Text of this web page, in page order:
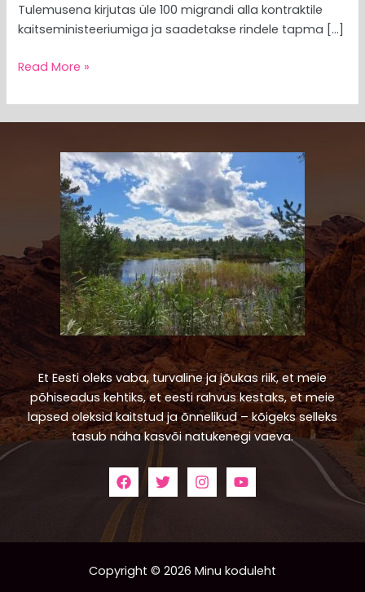
Tulemusena kirjutas üle 100 migrandi alla kontraktile
kaitseministeeriumiga ja saadetakse rindele tapma […]
Read More »
Et Eesti oleks vaba, turvaline ja jõukas riik, et meie
põhiseadus kehtiks, et eesti rahvus kestaks, et meie
lapsed oleksid kaitstud ja õnnelikud – kõigeks selleks
tasub näha kasvõi natukenegi vaeva.
Copyright © 2026 Minu koduleht